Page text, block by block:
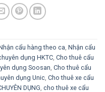
cẩu hàng theo ca Nhận cẩu
dụng HKTC, Cho thuê cẩu
dụng Soosan Cho thuê cẩu
dụng Unic, Cho thuê xe cẩu
DỤNG cho thuê xe cẩu